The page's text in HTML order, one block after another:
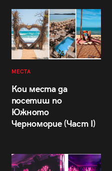
МЕСТА
Кои места да
посетиш по
Южното
Черноморие (Част I)